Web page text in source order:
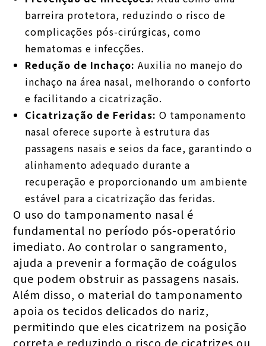
barreira protetora, reduzindo o risco de
complicações pós-cirúrgicas, como
hematomas e infecções.
Redução de Inchaço: Auxilia no manejo do
inchaço na área nasal, melhorando o conforto
e facilitando a cicatrização.
Cicatrização de Feridas: O tamponamento
nasal oferece suporte à estrutura das
passagens nasais e seios da face, garantindo o
alinhamento adequado durante a
recuperação e proporcionando um ambiente
estável para a cicatrização das feridas.
O uso do tamponamento nasal é
fundamental no período pós-operatório
imediato. Ao controlar o sangramento,
ajuda a prevenir a formação de coágulos
que podem obstruir as passagens nasais.
Além disso, o material do tamponamento
apoia os tecidos delicados do nariz,
permitindo que eles cicatrizem na posição
correta e reduzindo o risco de cicatrizes ou